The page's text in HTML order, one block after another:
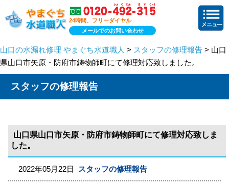
24時間、フリーダイヤル
メールでのお問い合わせ
山口の水漏れ修理 やまぐち水道職人 > スタッフの修理報告 > 山口
県山口市矢原・防府市鋳物師町にて修理対応致しました。
スタッフの修理報告
山口県山口市矢原・防府市鋳物師町にて修理対応致しま
した。
2022年05月22日 スタッフの修理報告